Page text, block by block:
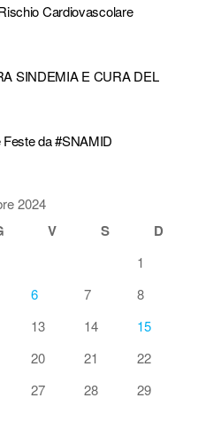
Cardiovascolare
SINDEMIA E CURA DEL
Feste da #SNAMID
2024
V S D
1
6 7
8
13 14
15
20 21
22
27 28
29